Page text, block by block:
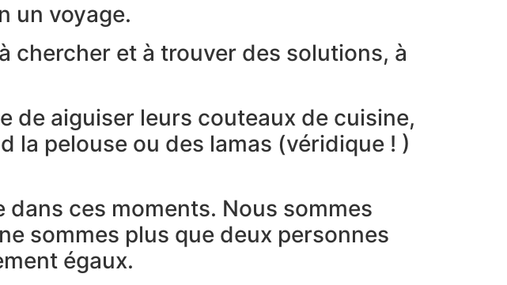
un voyage.
chercher et à trouver des solutions, à
de aiguiser leurs couteaux de cuisine,
la pelouse ou des lamas (véridique ! )
dans ces moments. Nous sommes
sommes plus que deux personnes
égaux.